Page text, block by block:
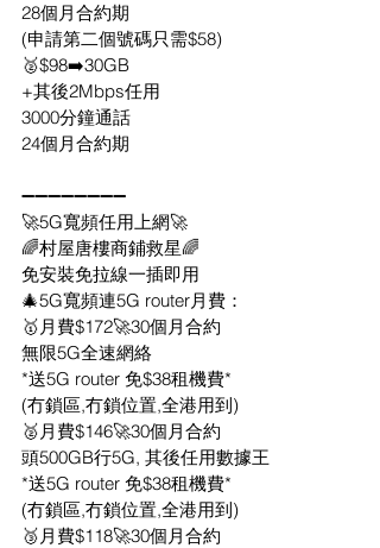
28個月合約期
(申請第二個號碼只需$58)
🥈$98➡️30GB
+其後2Mbps任用
3000分鐘通話
24個月合約期
➖➖➖➖➖➖➖➖
🚀5G寬頻任用上網🚀
🌈村屋唐樓商鋪救星🌈
免安裝免拉線一插即用
🎄5G寬頻連5G router月費：
🥇月費$172🚀30個月合約
無限5G全速網絡
*送5G router 免$38租機費*
(冇鎖區,冇鎖位置,全港用到)
🥈月費$146🚀30個月合約
頭500GB行5G, 其後任用數據王
*送5G router 免$38租機費*
(冇鎖區,冇鎖位置,全港用到)
🥉月費$118🚀30個月合約